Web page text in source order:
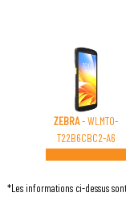
ZEBRA- WLMT0-
T22B6CBC2-A6
*Les informations ci-dessus